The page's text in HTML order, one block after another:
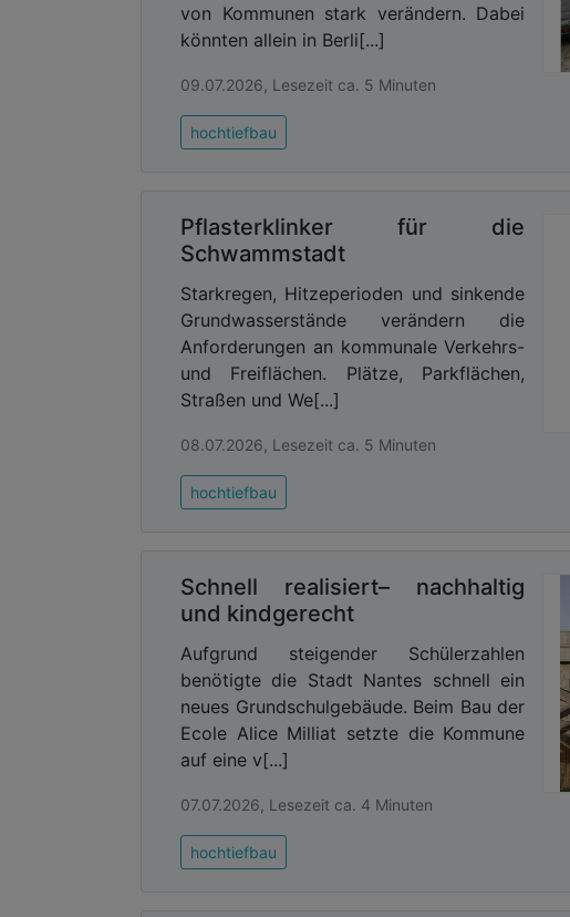
von Kommunen stark verändern. Dabei
könnten allein in Berli[...]
09.07.2026, Lesezeit ca. 5 Minuten
hochtiefbau
Pflasterklinker für die
Schwammstadt
Starkregen, Hitzeperioden und sinkende
Grundwasserstände verändern die
Anforderungen an kommunale Verkehrs-
und Freiflächen. Plätze, Parkflächen,
Straßen und We[...]
08.07.2026, Lesezeit ca. 5 Minuten
hochtiefbau
Schnell realisiert– nachhaltig
und kindgerecht
Aufgrund steigender Schülerzahlen
benötigte die Stadt Nantes schnell ein
neues Grundschulgebäude. Beim Bau der
Ecole Alice Milliat setzte die Kommune
auf eine v[...]
07.07.2026, Lesezeit ca. 4 Minuten
hochtiefbau